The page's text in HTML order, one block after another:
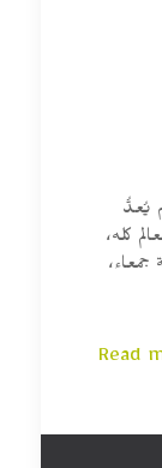
يُعدُّ
كله،
Read